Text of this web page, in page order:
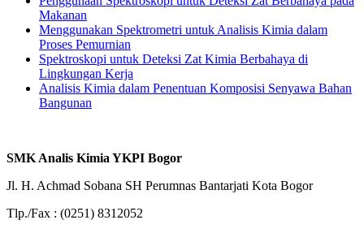
Makanan
Menggunakan Spektrometri untuk Analisis Kimia dalam
Proses Pemurnian
Spektroskopi untuk Deteksi Zat Kimia Berbahaya di
Lingkungan Kerja
Analisis Kimia dalam Penentuan Komposisi Senyawa Bahan
Bangunan
SMK Analis Kimia YKPI Bogor
Jl. H. Achmad Sobana SH Perumnas Bantarjati Kota Bogor
Tlp./Fax : (0251) 8312052